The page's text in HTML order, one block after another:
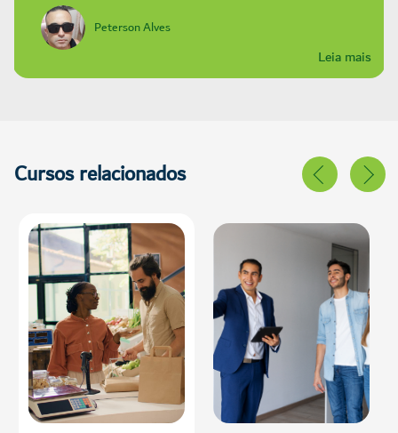
Leia mais
Peterson Alves
Cursos relacionados